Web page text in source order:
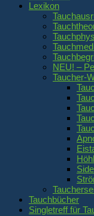
Lexikon
NEU! –
Taucher-
Tauchbücher
Singletreff für